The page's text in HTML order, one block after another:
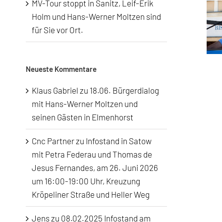
MV-Tour stoppt in Sanitz, Leif-Erik
Holm und Hans-Werner Moltzen sind
für Sie vor Ort.
Neueste Kommentare
Klaus Gabriel zu 18.06. Bürgerdialog
mit Hans-Werner Moltzen und
seinen Gästen in Elmenhorst
Cnc Partnerzu Infostand in Satow
mit Petra Federau und Thomas de
Jesus Fernandes, am 26. Juni 2026
um 16:00-19:00 Uhr, Kreuzung
Kröpeliner Straße und Heller Weg
Jenszu 08.02.2025 Infostand am